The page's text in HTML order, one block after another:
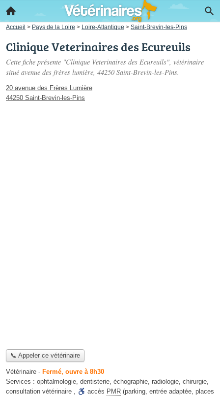
Accueil > Pays de la Loire > Loire-Atlantique > Saint-Brevin-les-Pins
Clinique Veterinaires des Ecureuils
Cette fiche présente "Clinique Veterinaires des Ecureuils", vétérinaire
situé avenue des frères lumière, 44250 Saint-Brevin-les-Pins.
20 avenue des Frères Lumière
44250 Saint-Brevin-les-Pins
📞 Appeler ce vétérinaire
Vétérinaire - Fermé, ouvre à 8h30
Services : ophtalmologie, dentisterie, échographie, radiologie, chirurgie,
consultation vétérinaire , accès PMR (parking, entrée adaptée, places